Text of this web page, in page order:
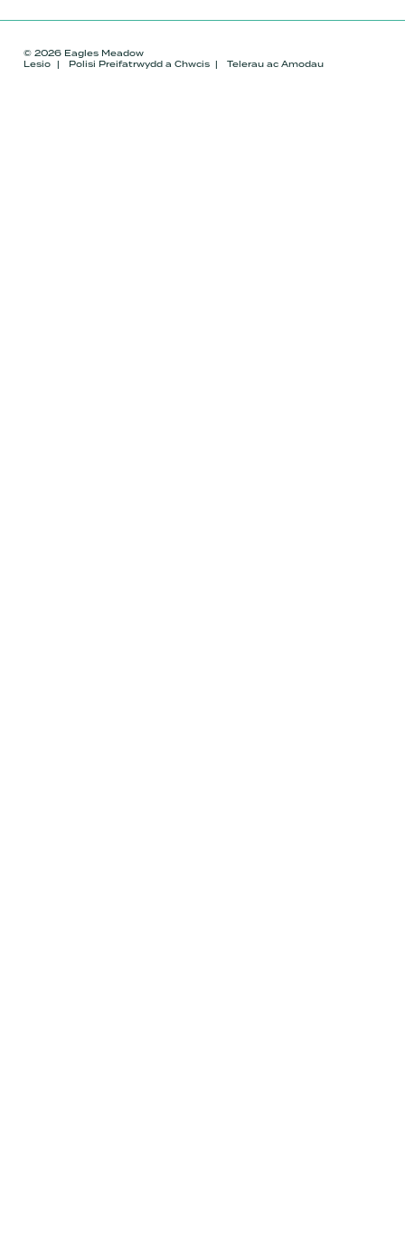
© 2026 Eagles Meadow
Lesio
Polisi Preifatrwydd a Chwcis Telerau ac Amodau